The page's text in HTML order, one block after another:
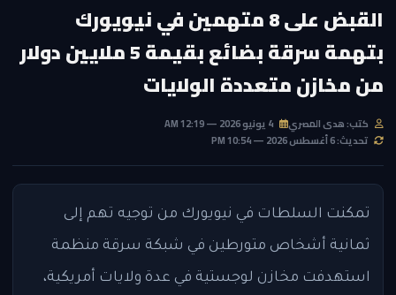
القبض على 8 متهمين في نيويورك
بتهمة سرقة بضائع بقيمة 5 ملايين دولار
من مخازن متعددة الولايات
كتب: هدى المصري
تحديث: 6 أغسطس 2026 — 10:54 PM
تمكنت السلطات في نيويورك من توجيه تهم إلى
ثمانية أشخاص متورطين في شبكة سرقة منظمة
استهدفت مخازن لوجستية في عدة ولايات أمريكية،